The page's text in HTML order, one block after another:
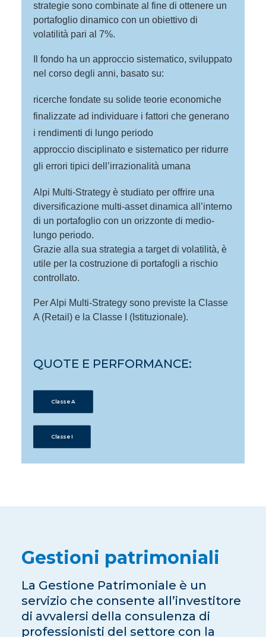
strategie sono combinate al fine di ottenere un
portafoglio dinamico con un obiettivo di
volatilità pari al 7%.
Il fondo ha un approccio sistematico, sviluppato
nel corso degli anni, basato su:
ricerche fondate su solide teorie economiche
finalizzate ad individuare i fattori che generano
i rendimenti di lungo periodo
approccio disciplinato e sistematico per ridurre
gli errori tipici dell’irrazionalità umana
Alpi Multi-Strategy è studiato per offrire una
diversificazione multi-asset dinamica all’interno
di un portafoglio con un orizzonte di medio-
lungo periodo.
Grazie alla sua strategia a target di volatilità, è
utile per la costruzione di portafogli a rischio
controllato.
Per Alpi Multi-Strategy sono previste la Classe
A (Retail) e la Classe I (Istituzionale).
QUOTE E PERFORMANCE:
Classe A
Classe I
Gestioni patrimoniali
La Gestione Patrimoniale è un
servizio che consente all’investitore
di avvalersi della consulenza di
professionisti del settore con la